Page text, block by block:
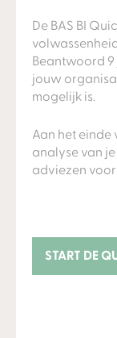
De BAS BI
Beantwoord
jouw
mogelijk is.
Aan het einde
analyse van
adviezen
START DE